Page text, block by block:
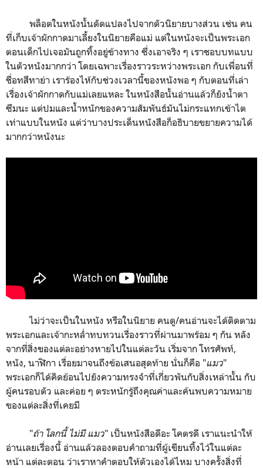
พล็อตในหนังนั้นดัดแปลงไปจากตัวนิยายบางส่วน เช่น คน
ที่เก็บเจ้าผักกาดมาเลี้ยงในนิยายคือแม่ แต่ในหนังจะเป็นพระเอก
ตอนเด็กไปเจอมันถูกทิ้งอยู่ข้างทาง ซึ่งเอาจริง ๆ เราชอบบทแบบ
ในตัวหนังมากกว่า โดยเฉพาะเรื่องราวระหว่างพระเอก กับเพื่อนที่
ชื่อทสึทาย่า เราร้องไห้กับช่วงเวลานี้ของหนังพอ ๆ กับตอนที่เล่า
เรื่องเจ้าผักกาดกับแม่เลยแหละ ในหนังสือนั้นอ่านแล้วก็ยังน้ำตา
ซึมนะ แต่ปมและน้ำหนักของความสัมพันธ์มันไม่กระแทกเข้าไต
เท่าแบบในหนัง แต่ว่าบางประเด็นหนังสือก็อธิบายขยายความได้
มากกว่าหนังนะ
ไม่ว่าจะเป็นในหนัง หรือในนิยาย คนดู/คนอ่านจะได้ติดตาม
พระเอกและเจ้ากะหล่ำทบทวนเรื่องราวที่ผ่านมาพร้อม ๆ กัน หลัง
จากที่สิ่งของแต่ละอย่างหายไปในแต่ละวัน เริ่มจาก โทรศัพท์,
หนัง, นาฬิกา เรื่อยมาจนถึงข้อเสนอสุดท้าย นั่นก็คือ "แมว"
พระเอกก็ได้คิดย้อนไปยังความทรงจำที่เกี่ยวพันกับสิ่งเหล่านั้น กับ
ผู้คนรอบตัว และค่อย ๆ ตระหนักรู้ถึงคุณค่าและค้นพบความหมาย
ของแต่ละสิ่งที่เคยมี
"ถ้า โลกนี้ ไม่มี แมว" เป็นหนังสือดีอะ โคตรดี เราแนะนำให้
อ่านเลยเรื่องนี้ อ่านแล้วลองตอบคำถามที่ผู้เขียนทิ้งไว้ในแต่ละ
หน้า แต่ละตอน ว่าเราหาคำตอบให้ตัวเองได้ไหม บางครั้งสิ่งที่